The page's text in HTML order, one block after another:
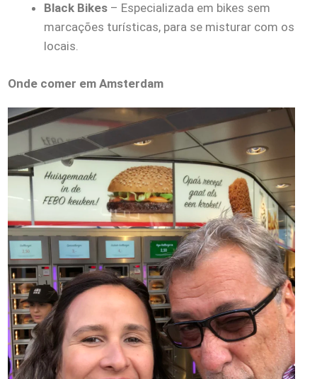
Black Bikes – Especializada em bikes sem
marcações turísticas, para se misturar com os
locais.
Onde comer em Amsterdam